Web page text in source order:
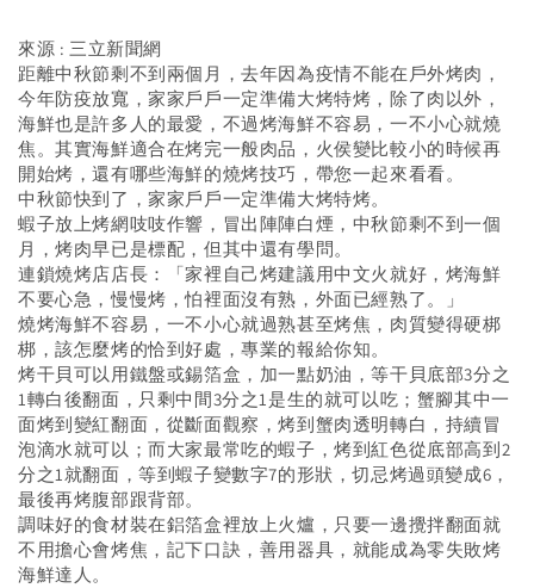
來源 : 三立新聞網
距離中秋節剩不到兩個月，去年因為疫情不能在戶外烤肉，
今年防疫放寬，家家戶戶一定準備大烤特烤，除了肉以外，
海鮮也是許多人的最愛，不過烤海鮮不容易，一不小心就燒
焦。其實海鮮適合在烤完一般肉品，火侯變比較小的時候再
開始烤，還有哪些海鮮的燒烤技巧，帶您一起來看看。
中秋節快到了，家家戶戶一定準備大烤特烤。
蝦子放上烤網吱吱作響，冒出陣陣白煙，中秋節剩不到一個
月，烤肉早已是標配，但其中還有學問。
連鎖燒烤店店長：「家裡自己烤建議用中文火就好，烤海鮮
不要心急，慢慢烤，怕裡面沒有熟，外面已經熟了。」
燒烤海鮮不容易，一不小心就過熟甚至烤焦，肉質變得硬梆
梆，該怎麼烤的恰到好處，專業的報給你知。
烤干貝可以用鐵盤或錫箔盒，加一點奶油，等干貝底部3分之
1轉白後翻面，只剩中間3分之1是生的就可以吃；蟹腳其中一
面烤到變紅翻面，從斷面觀察，烤到蟹肉透明轉白，持續冒
泡滴水就可以；而大家最常吃的蝦子，烤到紅色從底部高到2
分之1就翻面，等到蝦子變數字7的形狀，切忌烤過頭變成6，
最後再烤腹部跟背部。
調味好的食材裝在鋁箔盒裡放上火爐，只要一邊攪拌翻面就
不用擔心會烤焦，記下口訣，善用器具，就能成為零失敗烤
海鮮達人。